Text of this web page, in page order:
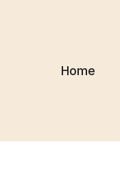
Home